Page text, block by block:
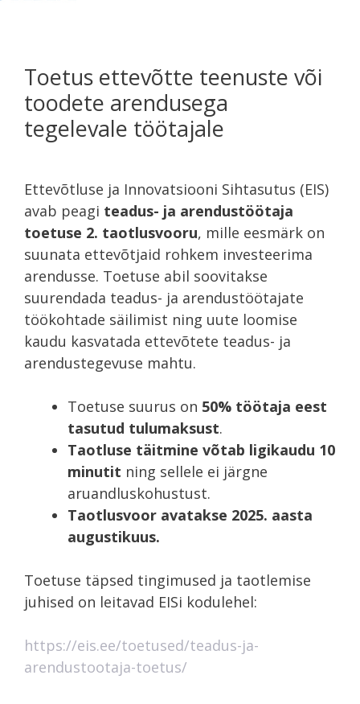
Toetus ettevõtte teenuste või
toodete arendusega
tegelevale töötajale
Ettevõtluse ja Innovatsiooni Sihtasutus (EIS)
avab peagi teadus- ja arendustöötaja
toetuse 2. taotlusvooru, mille eesmärk on
suunata ettevõtjaid rohkem investeerima
arendusse. Toetuse abil soovitakse
suurendada teadus- ja arendustöötajate
töökohtade säilimist ning uute loomise
kaudu kasvatada ettevõtete teadus- ja
arendustegevuse mahtu.
Toetuse suurus on 50% töötaja eest
tasutud tulumaksust.
Taotluse täitmine võtab ligikaudu 10
minutit ning sellele ei järgne
aruandluskohustust.
Taotlusvoor avatakse 2025. aasta
augustikuus.
Toetuse täpsed tingimused ja taotlemise
juhised on leitavad EISi kodulehel:
https://eis.ee/toetused/teadus-ja-
arendustootaja-toetus/